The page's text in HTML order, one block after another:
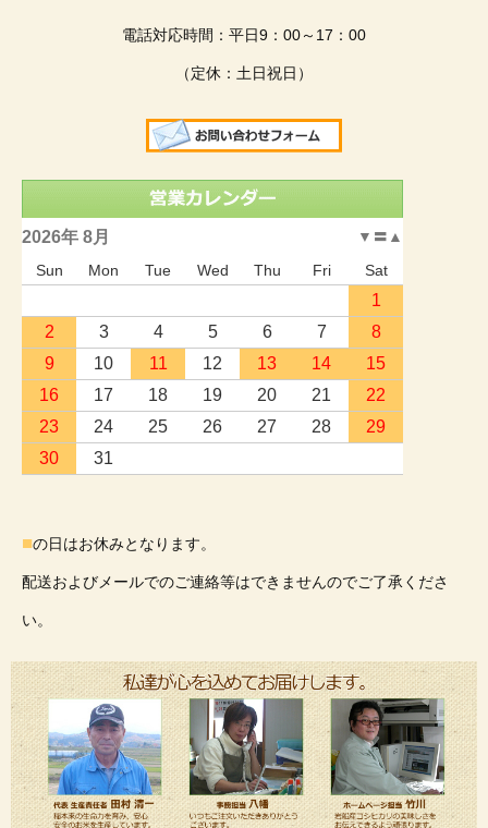
電話対応時間：平日9：00～17：00
（定休：土日祝日）
▲
〓
▼
2026年 8月
Sun Mon Tue Wed Thu Fri Sat
1
2
3 4 5 6 7
8
9
10 11 12 13 14
15
16
17 18 19 20 21
22
23
24 25 26 27 28
29
30
31
■の日はお休みとなります。
配送およびメールでのご連絡等はできませんのでご了承くださ
い。